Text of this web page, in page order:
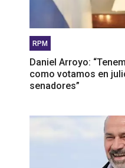
RPM
Daniel Arroyo:
como votamos en
senadores”